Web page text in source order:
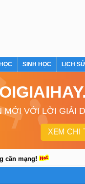
SINH HỌC LỊCH SỬ
MỚI VỚI LỜI GIẢI
XEM CHI
cần mạng!